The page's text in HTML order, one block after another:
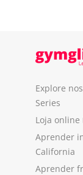
Explore
Series
Loja
Aprender
California
Aprender